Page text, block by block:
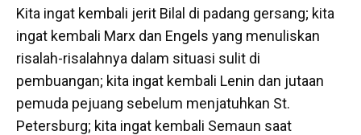
Kita ingat kembali jerit Bilal di padang gersang; kita
ingat kembali Marx dan Engels yang menuliskan
risalah-risalahnya dalam situasi sulit di
pembuangan; kita ingat kembali Lenin dan jutaan
pemuda pejuang sebelum menjatuhkan St.
Petersburg; kita ingat kembali Semaun saat